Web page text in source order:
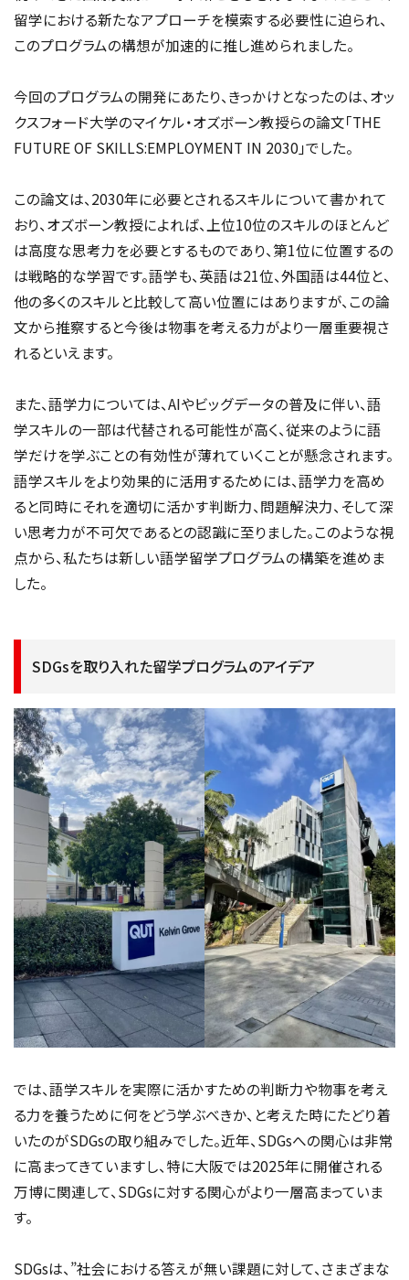
留学における新たなアプローチを模索する必要性に迫られ、
このプログラムの構想が加速的に推し進められました。
今回のプログラムの開発にあたり、きっかけとなったのは、オッ
クスフォード大学のマイケル・オズボーン教授らの論文「THE
FUTURE OF SKILLS:EMPLOYMENT IN 2030」でした。
この論文は、2030年に必要とされるスキルについて書かれて
おり、オズボーン教授によれば、上位10位のスキルのほとんど
は高度な思考力を必要とするものであり、第1位に位置するの
は戦略的な学習です。語学も、英語は21位、外国語は44位と、
他の多くのスキルと比較して高い位置にはありますが、この論
文から推察すると今後は物事を考える力がより一層重要視さ
れるといえます。
また、語学力については、AIやビッグデータの普及に伴い、語
学スキルの一部は代替される可能性が高く、従来のように語
学だけを学ぶことの有効性が薄れていくことが懸念されます。
語学スキルをより効果的に活用するためには、語学力を高め
ると同時にそれを適切に活かす判断力、問題解決力、そして深
い思考力が不可欠であるとの認識に至りました。このような視
点から、私たちは新しい語学留学プログラムの構築を進めま
した。
SDGsを取り入れた留学プログラムのアイデア
では、語学スキルを実際に活かすための判断力や物事を考え
る力を養うために何をどう学ぶべきか、と考えた時にたどり着
いたのがSDGsの取り組みでした。近年、SDGsへの関心は非常
に高まってきていますし、特に大阪では2025年に開催される
万博に関連して、SDGsに対する関心がより一層高まっていま
す。
SDGsは、”社会における答えが無い課題に対して、さまざまな